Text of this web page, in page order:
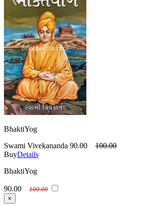
BhaktiYog
Swami Vivekananda 90.00
100.00
BuyDetails
BhaktiYog
90.00
100.00
×